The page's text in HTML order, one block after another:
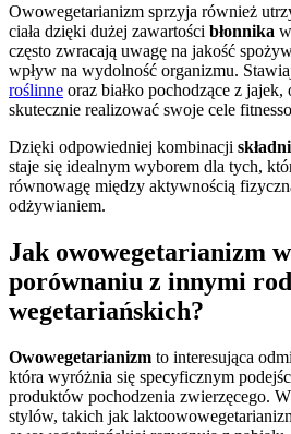
Owowegetarianizm sprzyja również
ciała dzięki dużej zawartości błonnika
często zwracają uwagę na jakość
wpływ na wydolność organizmu.
roślinne oraz białko pochodzące z
skutecznie realizować swoje cele
Dzięki odpowiedniej kombinacji
staje się idealnym wyborem dla tych,
równowagę między aktywnością
odżywianiem.
Jak owowegetarianizm
porównaniu z innymi
wegetariańskich?
Owowegetarianizm to interesująca
która wyróżnia się specyficznym
produktów pochodzenia zwierzęcego.
stylów, takich jak